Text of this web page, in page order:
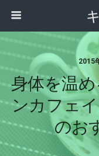
2015
身体を温
ンカフェ
のお